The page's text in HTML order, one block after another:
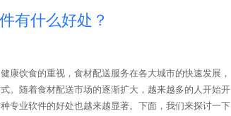
有什么好处？
康饮食的重视，食材配送服务在各大城市的快速发展，
。随着食材配送市场的逐渐扩大，越来越多的人开始开
专业软件的好处也越来越显著。下面，我们来探讨一下